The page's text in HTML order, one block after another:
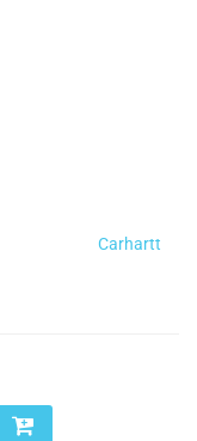
Carhartt